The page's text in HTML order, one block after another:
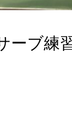
ーブ練